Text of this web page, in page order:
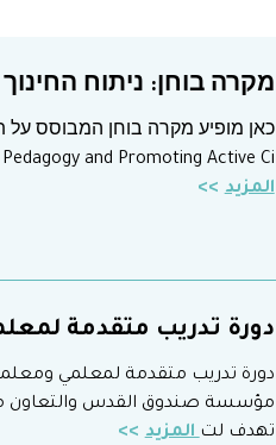
מקרה בוחן: ניתוח
כאן מופיע מקרה בוחן המבוסס על
and Promoting Active Ci
المزيد
دورة تدريب متقدمة
دورة تدريب متقدمة لمعلمي
مؤسسة صندوق القدس والتعاون مع
تهدف لتالمزيد